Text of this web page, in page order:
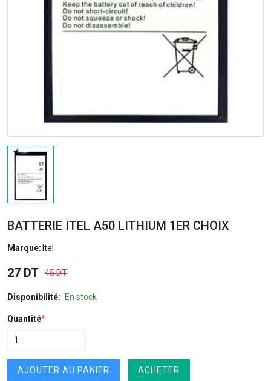
BATTERIE ITEL A50 LITHIUM 1ER CHOIX
Marque: Itel
27 DT 45 DT
Disponibilité: En stock
Quantité*
AJOUTER AU PANIER ACHETER